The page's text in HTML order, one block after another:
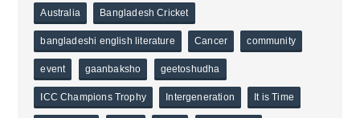
Australia Bangladesh Cricket
bangladeshi english literature Cancer community
event gaanbaksho geetoshudha
ICC Champions Trophy Intergeneration It is Time